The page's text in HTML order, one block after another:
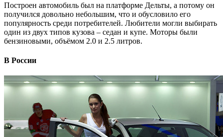
Построен автомобиль был на платформе Дельты, а потому он
получился довольно небольшим, что и обусловило его
популярность среди потребителей. Любители могли выбирать
один из двух типов кузова – седан и купе. Моторы были
бензиновыми, объёмом 2.0 и 2.5 литров.
В России